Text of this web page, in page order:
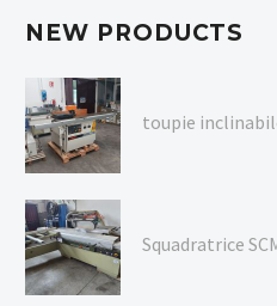
NEW PRODUCTS
toupie
Squadratrice